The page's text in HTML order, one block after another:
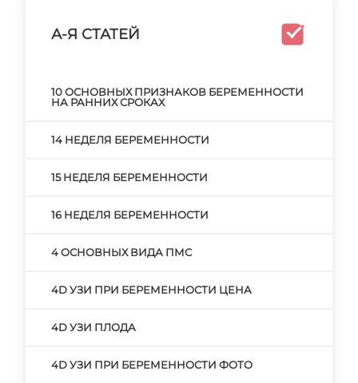
А-Я СТАТЕЙ
10 ОСНОВНЫХ ПРИЗНАКОВ БЕРЕМЕННОСТИ
НА РАННИХ СРОКАХ
14 НЕДЕЛЯ БЕРЕМЕННОСТИ
15 НЕДЕЛЯ БЕРЕМЕННОСТИ
16 НЕДЕЛЯ БЕРЕМЕННОСТИ
4 ОСНОВНЫХ ВИДА ПМС
4D УЗИ ПРИ БЕРЕМЕННОСТИ ЦЕНА
4D УЗИ ПЛОДА
4D УЗИ ПРИ БЕРЕМЕННОСТИ ФОТО